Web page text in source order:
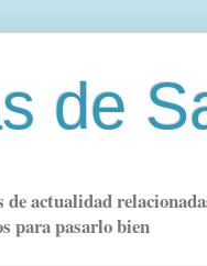
de
actualidad
para pasarlo bien